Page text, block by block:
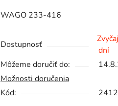
produktu
0,0
5
hviezdičiek.
WAGO 233-416
Dostupnosť
dní
Môžeme doručiť do:
Možnosti doručenia
Kód:
2412